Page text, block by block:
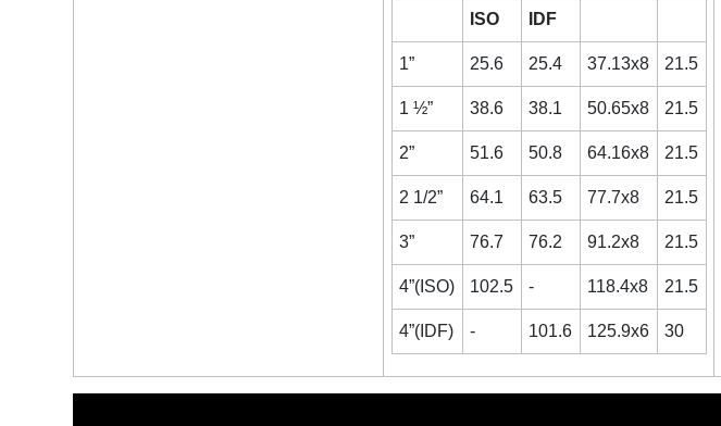
ISO IDF
1” 25.6 25.4 37.13x8 21.5
1 ½” 38.6 38.1 50.65x8 21.5
2” 51.6 50.8 64.16x8 21.5
2 1/2” 64.1 63.5 77.7x8 21.5
3” 76.7 76.2 91.2x8 21.5
4”(ISO) 102.5 - 118.4x8 21.5
4”(IDF) - 101.6 125.9x6 30